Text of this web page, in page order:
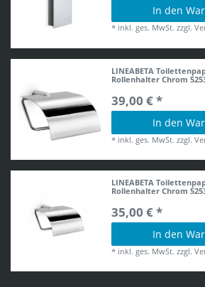
In den
* inkl. ges. MwSt. zzgl.
LINEABETA
Rollenhalter Chrom
39,00 € *
In den
* inkl. ges. MwSt. zzgl.
LINEABETA
Rollenhalter Chrom
35,00 € *
In den
* inkl. ges. MwSt. zzgl.